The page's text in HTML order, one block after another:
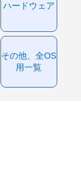
ハードウェア
その他、全OS
用一覧